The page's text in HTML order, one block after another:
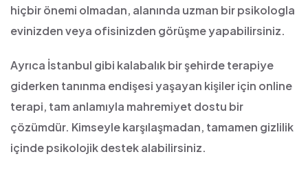
hiçbir önemi olmadan, alanında uzman bir psikologla
evinizden veya ofisinizden görüşme yapabilirsiniz.
Ayrıca İstanbul gibi kalabalık bir şehirde terapiye
giderken tanınma endişesi yaşayan kişiler için online
terapi, tam anlamıyla mahremiyet dostu bir
çözümdür. Kimseyle karşılaşmadan, tamamen gizlilik
içinde psikolojik destek alabilirsiniz.